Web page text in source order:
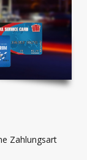
Zahlungsart